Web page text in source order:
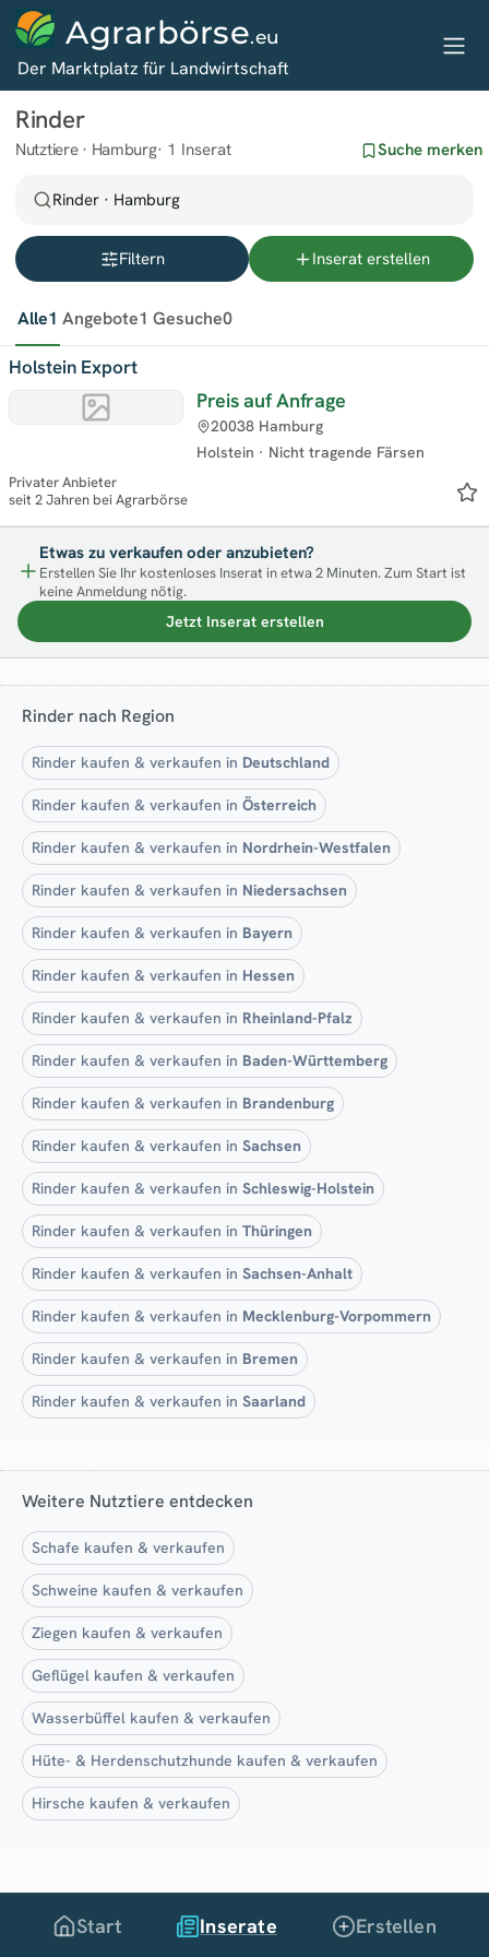
Agrarbörse.eu
Der Marktplatz für Landwirtschaft
Rinder
Nutztiere · Hamburg 1 Inserat Suche merken
Rinder · Hamburg
Filtern Inserat erstellen
Alle1 Angebote1 Gesuche0
Holstein Export
Preis auf Anfrage
Holstein · Nicht tragende Färsen
20038 Hamburg
Privater Anbieter
seit 2 Jahren bei Agrarbörse
Etwas zu verkaufen oder anzubieten?
Erstellen Sie Ihr kostenloses Inserat in etwa 2 Minuten. Zum Start ist
keine Anmeldung nötig.
Jetzt Inserat erstellen
Rinder nach Region
Rinder kaufen & verkaufen in Deutschland
Rinder kaufen & verkaufen in Österreich
Rinder kaufen & verkaufen in Nordrhein-Westfalen
Rinder kaufen & verkaufen in Niedersachsen
Rinder kaufen & verkaufen in Bayern
Rinder kaufen & verkaufen in Hessen
Rinder kaufen & verkaufen in Rheinland-Pfalz
Rinder kaufen & verkaufen in Baden-Württemberg
Rinder kaufen & verkaufen in Brandenburg
Rinder kaufen & verkaufen in Sachsen
Rinder kaufen & verkaufen in Schleswig-Holstein
Rinder kaufen & verkaufen in Thüringen
Rinder kaufen & verkaufen in Sachsen-Anhalt
Rinder kaufen & verkaufen in Mecklenburg-Vorpommern
Rinder kaufen & verkaufen in Bremen
Rinder kaufen & verkaufen in Saarland
Weitere Nutztiere entdecken
Schafe kaufen & verkaufen
Schweine kaufen & verkaufen
Ziegen kaufen & verkaufen
Geflügel kaufen & verkaufen
Wasserbüffel kaufen & verkaufen
Hüte- & Herdenschutzhunde kaufen & verkaufen
Hirsche kaufen & verkaufen
Start Inserate Erstellen